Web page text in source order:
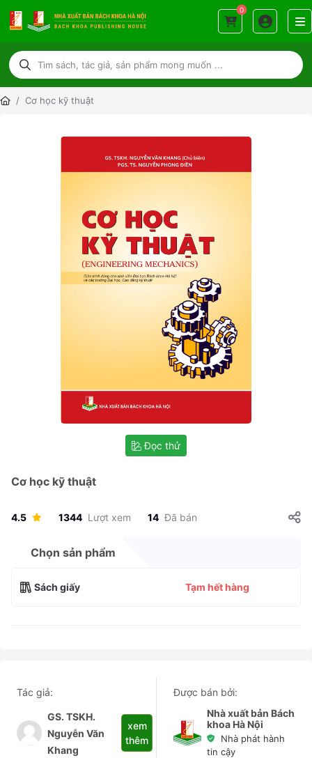
0
Cơ học kỹ thuật
Đọc thử
Cơ học kỹ thuật
4.5 1344 Lượt xem 14 Đã bán
Chọn sản phẩm
Sách giấy Tạm hết hàng
Tác giả:
GS. TSKH.
Nguyễn Văn
Khang
xem
thêm
Được bán bởi:
Nhà xuất bản Bách
khoa Hà Nội
Nhà phát hành
tin cậy